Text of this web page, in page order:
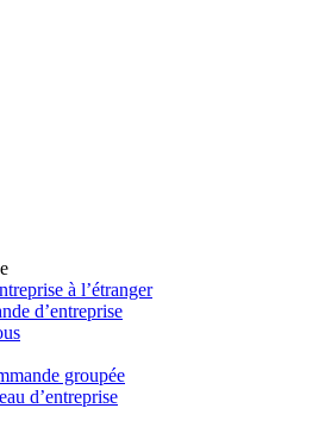
à l’étranger
d’entreprise
groupée
d’entreprise